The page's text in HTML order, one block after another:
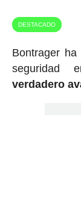
DESTACADO
Bontrager
seguridad
verdadero